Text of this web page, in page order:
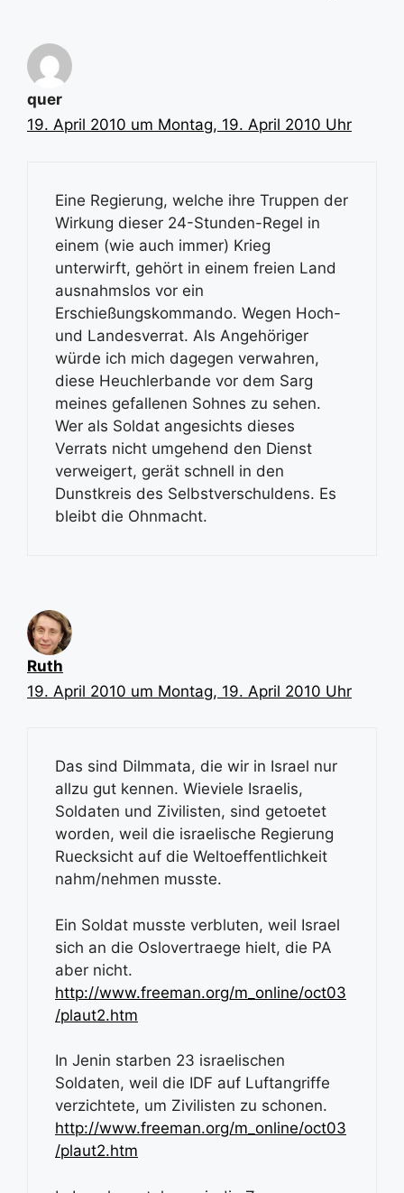
quer
19. April 2010 um Montag, 19. April 2010 Uhr
Eine Regierung, welche ihre Truppen der
Wirkung dieser 24-Stunden-Regel in
einem (wie auch immer) Krieg
unterwirft, gehört in einem freien Land
ausnahmslos vor ein
Erschießungskommando. Wegen Hoch-
und Landesverrat. Als Angehöriger
würde ich mich dagegen verwahren,
diese Heuchlerbande vor dem Sarg
meines gefallenen Sohnes zu sehen.
Wer als Soldat angesichts dieses
Verrats nicht umgehend den Dienst
verweigert, gerät schnell in den
Dunstkreis des Selbstverschuldens. Es
bleibt die Ohnmacht.
Ruth
19. April 2010 um Montag, 19. April 2010 Uhr
Das sind Dilmmata, die wir in Israel nur
allzu gut kennen. Wieviele Israelis,
Soldaten und Zivilisten, sind getoetet
worden, weil die israelische Regierung
Ruecksicht auf die Weltoeffentlichkeit
nahm/nehmen musste.
Ein Soldat musste verbluten, weil Israel
sich an die Oslovertraege hielt, die PA
aber nicht.
http://www.freeman.org/m_online/oct03
/plaut2.htm
In Jenin starben 23 israelischen
Soldaten, weil die IDF auf Luftangriffe
verzichtete, um Zivilisten zu schonen.
http://www.freeman.org/m_online/oct03
/plaut2.htm